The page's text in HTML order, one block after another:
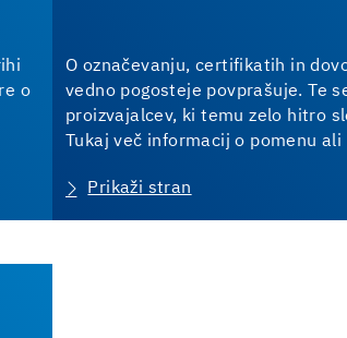
o
O označevanju, certifikatih in
vedno pogosteje povprašuje. Te
proizvajalcev, ki temu zelo hitro
Tukaj več informacij o pomenu
Prikaži stran